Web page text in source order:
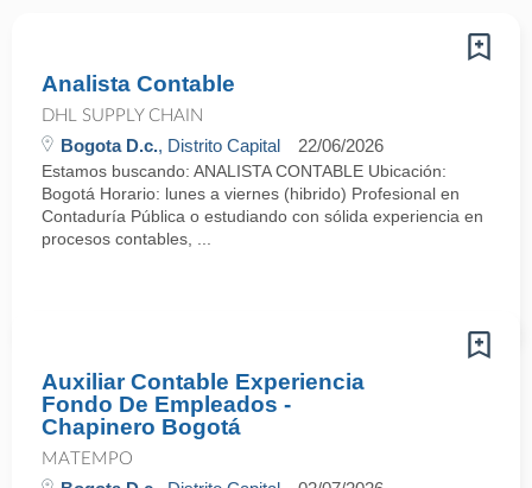
Analista Contable
DHL SUPPLY CHAIN
Bogota D.c., Distrito Capital 22/06/2026
Estamos buscando: ANALISTA CONTABLE Ubicación:
Bogotá Horario: lunes a viernes (hibrido) Profesional en
Contaduría Pública o estudiando con sólida experiencia en
procesos contables, ...
Auxiliar Contable Experiencia
Fondo De Empleados -
Chapinero Bogotá
MATEMPO